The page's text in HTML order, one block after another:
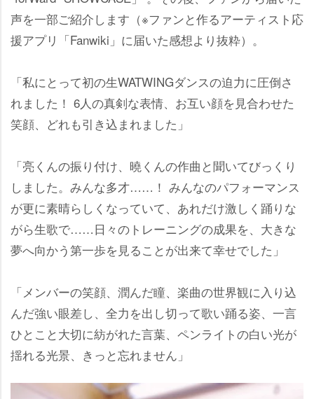
声を一部ご紹介します（※ファンと作るアーティスト応
援アプリ「Fanwiki」に届いた感想より抜粋）。
「私にとって初の生WATWINGダンスの迫力に圧倒さ
れました！ 6人の真剣な表情、お互い顔を見合わせた
笑顔、どれも引き込まれました」
「亮くんの振り付け、曉くんの作曲と聞いてびっくり
しました。みんな多才……！ みんなのパフォーマンス
が更に素晴らしくなっていて、あれだけ激しく踊りな
がら生歌で……日々のトレーニングの成果を、大きな
夢へ向かう第一歩を見ることが出来て幸せでした」
「メンバーの笑顔、潤んだ瞳、楽曲の世界観に入り込
んだ強い眼差し、全力を出し切って歌い踊る姿、一言
ひとこと大切に紡がれた言葉、ペンライトの白い光が
揺れる光景、きっと忘れません」